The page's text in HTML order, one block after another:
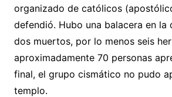
organizado de católicos
defendió. Hubo una balacera en la
dos muertos, por lo menos seis
aproximadamente 70 personas
final, el grupo cismático no pudo
templo.